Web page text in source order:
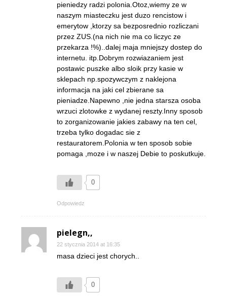
pieniedzy radzi polonia.Otoz,wiemy ze w
naszym miasteczku jest duzo rencistow i
emerytow ,ktorzy sa bezposrednio rozliczani
przez ZUS.(na nich nie ma co liczyc ze
przekarza !%)..dalej maja mniejszy dostep do
internetu. itp.Dobrym rozwiazaniem jest
postawic puszke albo sloik przy kasie w
sklepach np.spozywczym z naklejona
informacja na jaki cel zbierane sa
pieniadze.Napewno ,nie jedna starsza osoba
wrzuci zlotowke z wydanej reszty.Inny sposob
to zorganizowanie jakies zabawy na ten cel,
trzeba tylko dogadac sie z
restauratorem.Polonia w ten sposob sobie
pomaga ,moze i w naszej Debie to poskutkuje.
0
Odpowiedz
pielegn,,
22 stycznia 2014 at 16:35
masa dzieci jest chorych..
0